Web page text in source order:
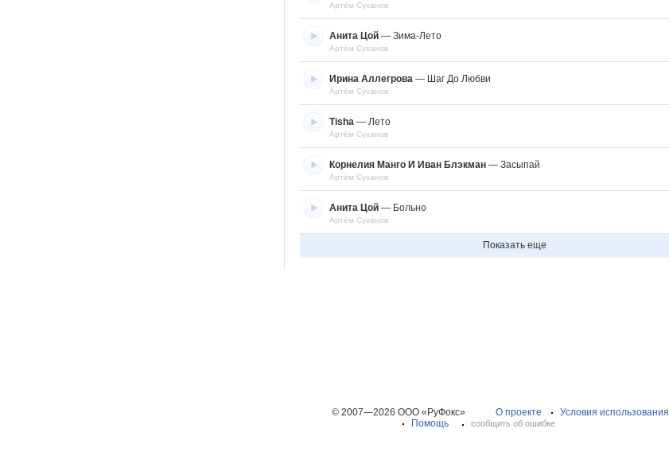
Артём Суханов
Анита Цой — Зима-Лето
Артём Суханов
Ирина Аллегрова — Шаг До Любви
Артём Суханов
Tisha — Лето
Артём Суханов
Корнелия Манго И Иван Блэкман — Засыпай
Артём Суханов
Анита Цой — Больно
Артём Суханов
Показать еще
© 2007—2026 ООО «РуФокс» О проекте Условия использования
Помощь
сообщить об ошибке